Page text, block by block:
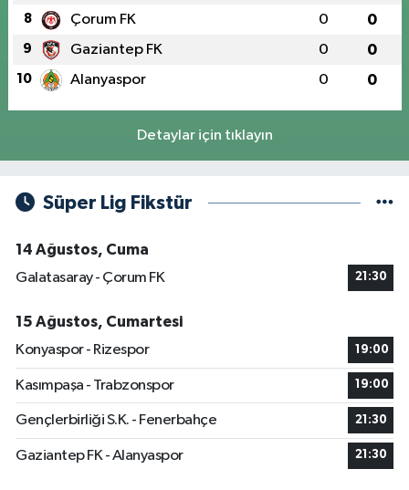
8 Çorum FK 0 0
9 Gaziantep FK 0 0
10 Alanyaspor 0 0
Detaylar için tıklayın
Süper Lig Fikstür
14 Ağustos, Cuma
Galatasaray - Çorum FK
21:30
15 Ağustos, Cumartesi
Konyaspor - Rizespor
19:00
Kasımpaşa - Trabzonspor 19:00
Gençlerbirliği S.K. - Fenerbahçe 21:30
Gaziantep FK - Alanyaspor 21:30